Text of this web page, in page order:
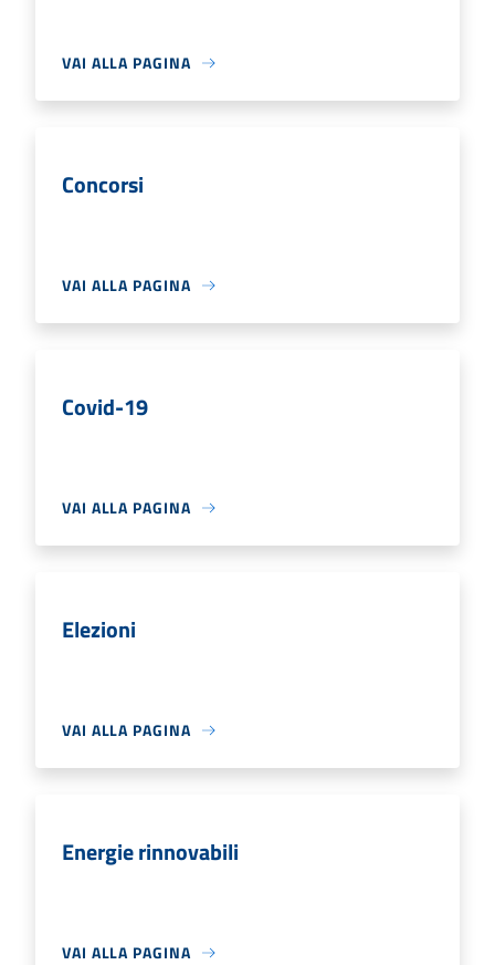
VAI ALLA PAGINA
Concorsi
VAI ALLA PAGINA
Covid-19
VAI ALLA PAGINA
Elezioni
VAI ALLA PAGINA
Energie rinnovabili
VAI ALLA PAGINA